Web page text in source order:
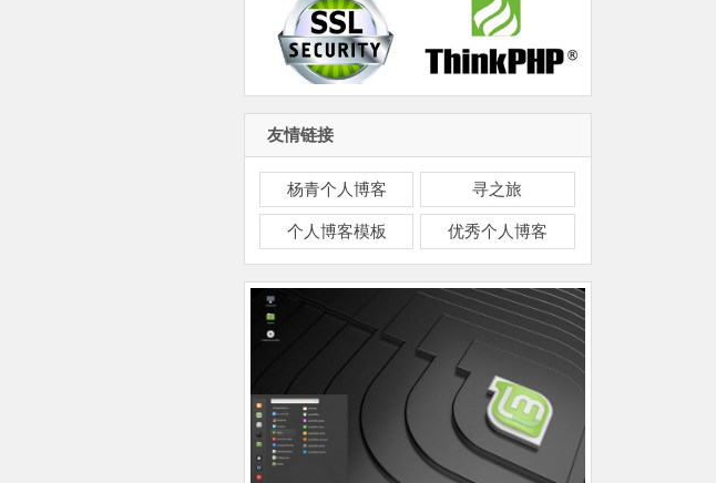
友情链接
杨青个人博客 寻之旅
个人博客模板 优秀个人博客